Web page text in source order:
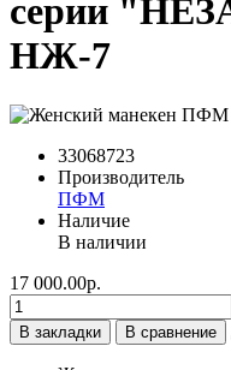
серии
НЖ-7
33068723
Производитель
ПФМ
Наличие
В наличии
17 000.00р.
В закладки
В сравнение